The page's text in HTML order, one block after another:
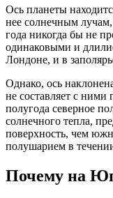
Ось планеты
нее солнечным
года никогда бы не
одинаковыми и
Лондоне, и в
Однако, ось
не составляет с ними
полугода северное
солнечного тепла,
поверхность, чем
полушарием в
Почему на